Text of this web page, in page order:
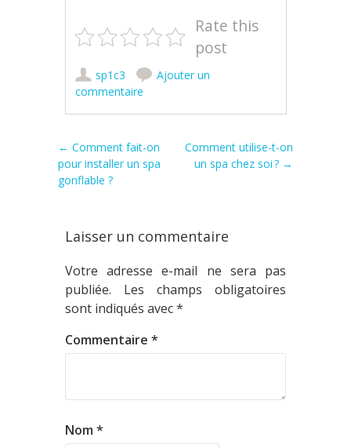
Rate this
post
sp1c3
Ajouter un
commentaire
Poster navigation
← Comment fait-on
pour installer un spa
gonflable ?
Comment utilise-t-on
un spa chez soi ? →
Laisser un commentaire
Votre adresse e-mail ne sera pas
publiée.
Les champs obligatoires
sont indiqués avec*
Commentaire *
Nom *